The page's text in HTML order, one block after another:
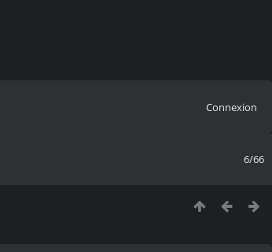
Connexion
6/66